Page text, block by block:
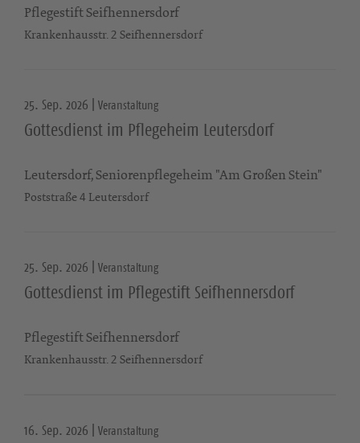
Pflegestift Seifhennersdorf
Krankenhausstr. 2 Seifhennersdorf
25. Sep. 2026 | Veranstaltung
Gottesdienst im Pflegeheim Leutersdorf
Leutersdorf, Seniorenpflegeheim "Am Großen Stein"
Poststraße 4 Leutersdorf
25. Sep. 2026 | Veranstaltung
Gottesdienst im Pflegestift Seifhennersdorf
Pflegestift Seifhennersdorf
Krankenhausstr. 2 Seifhennersdorf
16. Sep. 2026 | Veranstaltung